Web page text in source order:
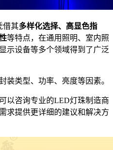
借其多样化选择、高显色指
等特点，在通用照明、室内照
示设备等多个领域得到了广泛
装类型、功率、亮度等因素。
以咨询专业的LED灯珠制造商
求提供更详细的建议和解决方